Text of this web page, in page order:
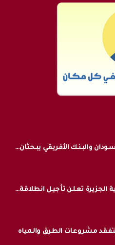
والبنك الأفريقي يبحثان…
الجزيرة تعلن تأجيل انطلاقة…
مشروعات الطرق والمياه